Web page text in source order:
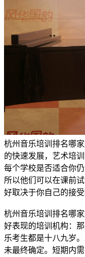
杭州音乐培训排名哪
的快速发展，艺术培
每个学校是否适合你
所以他们可以在课前
好取决于你自己的接受
杭州音乐培训排名哪
好表现的培训机构：
乐考生都是十八九岁
未最终确定。短期内